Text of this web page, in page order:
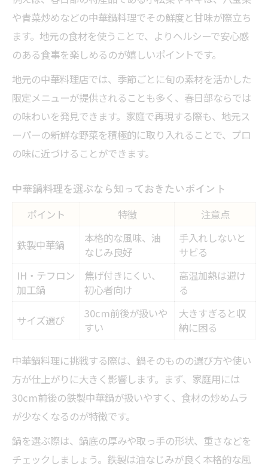
や青菜炒めなどの中華鍋料理でその鮮度と甘味が際立ち
ます。地元の食材を使うことで、よりヘルシーで安心感
のある食事を楽しめるのが嬉しいポイントです。
地元の中華料理店では、季節ごとに旬の素材を活かした
限定メニューが提供されることも多く、春日部ならでは
の味わいを発見できます。家庭で再現する際も、地元ス
ーパーの新鮮な野菜を積極的に取り入れることで、プロ
の味に近づけることができます。
中華鍋料理を選ぶなら知っておきたいポイント
ポイント 特徴 注意点
鉄製中華鍋
本格的な風味、油
なじみ良好
手入れしないと
サビる
IH・テフロン
加工鍋
焦げ付きにくい、
初心者向け
高温加熱は避け
る
サイズ選び
30cm前後が扱いや
すい
大きすぎると収
納に困る
中華鍋料理に挑戦する際は、鍋そのものの選び方や使い
方が仕上がりに大きく影響します。まず、家庭用には
30cm前後の鉄製中華鍋が扱いやすく、食材の炒めムラ
が少なくなるのが特徴です。
鍋を選ぶ際は、鍋底の厚みや取っ手の形状、重さなどを
チェックしましょう。鉄製は油なじみが良く本格的な風